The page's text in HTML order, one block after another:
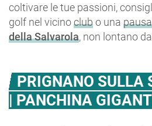
coltivare le tue passioni,
golf nel vicinoclubo una
della Salvarola, non lontano da
PRIGNANO SULLA
| PANCHINA